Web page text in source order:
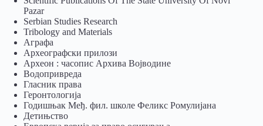
Pazar
Serbian Studies Research
Tribology and Materials
Аграфа
Археографски прилози
Археон : часопис Архива Војводине
Водопривреда
Гласник права
Геронтологија
Годишњак Међ. фил. школе Феликс Ромулијана
Детињство